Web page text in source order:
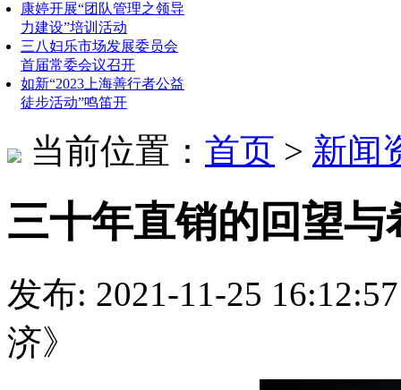
康婷开展“团队管理之领导
力建设”培训活动
三八妇乐市场发展委员会
首届常委会议召开
如新“2023上海善行者公益
徒步活动”鸣笛开
当前位置： 首页 > 新闻
三十年直销的回望与
发布: 2021-11-25
济》